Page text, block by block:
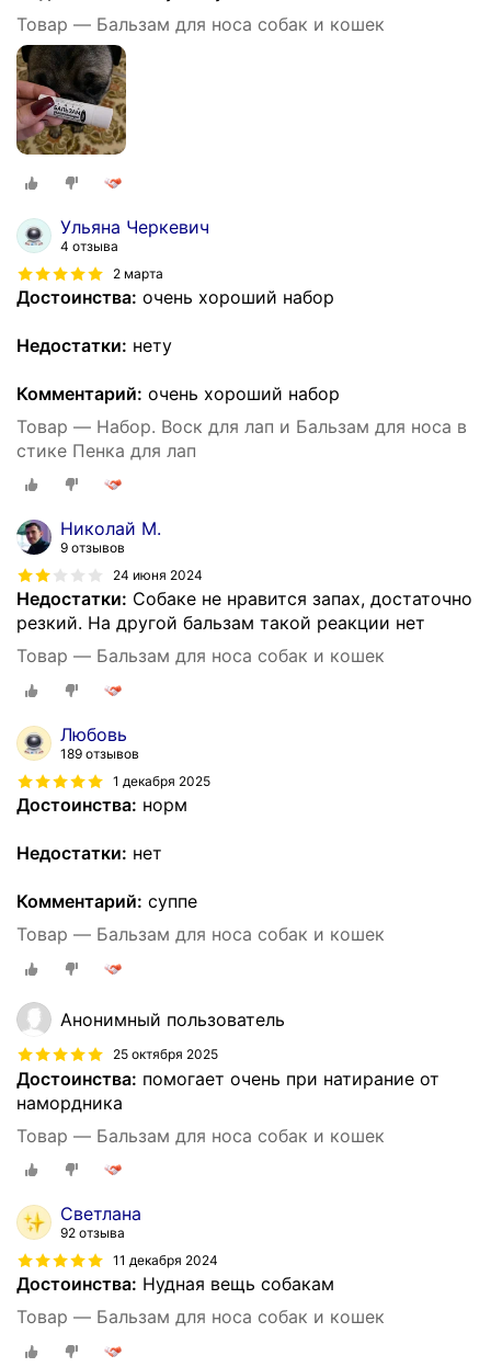
Товар — Бальзам для носа собак и кошек
Ульяна Черкевич
4 отзыва
2 марта
Достоинства: очень хороший набор
Недостатки: нету
Комментарий: очень хороший набор
Товар — Набор. Воск для лап и Бальзам для носа в
стике Пенка для лап
Николай М.
9 отзывов
24 июня 2024
Недостатки: Собаке не нравится запах, достаточно
резкий. На другой бальзам такой реакции нет
Товар — Бальзам для носа собак и кошек
Любовь
189 отзывов
1 декабря 2025
Достоинства: норм
Недостатки: нет
Комментарий: суппе
Товар — Бальзам для носа собак и кошек
Анонимный пользователь
25 октября 2025
Достоинства: помогает очень при натирание от
намордника
Товар — Бальзам для носа собак и кошек
Светлана
92 отзыва
11 декабря 2024
Достоинства: Нудная вещь собакам
Товар — Бальзам для носа собак и кошек